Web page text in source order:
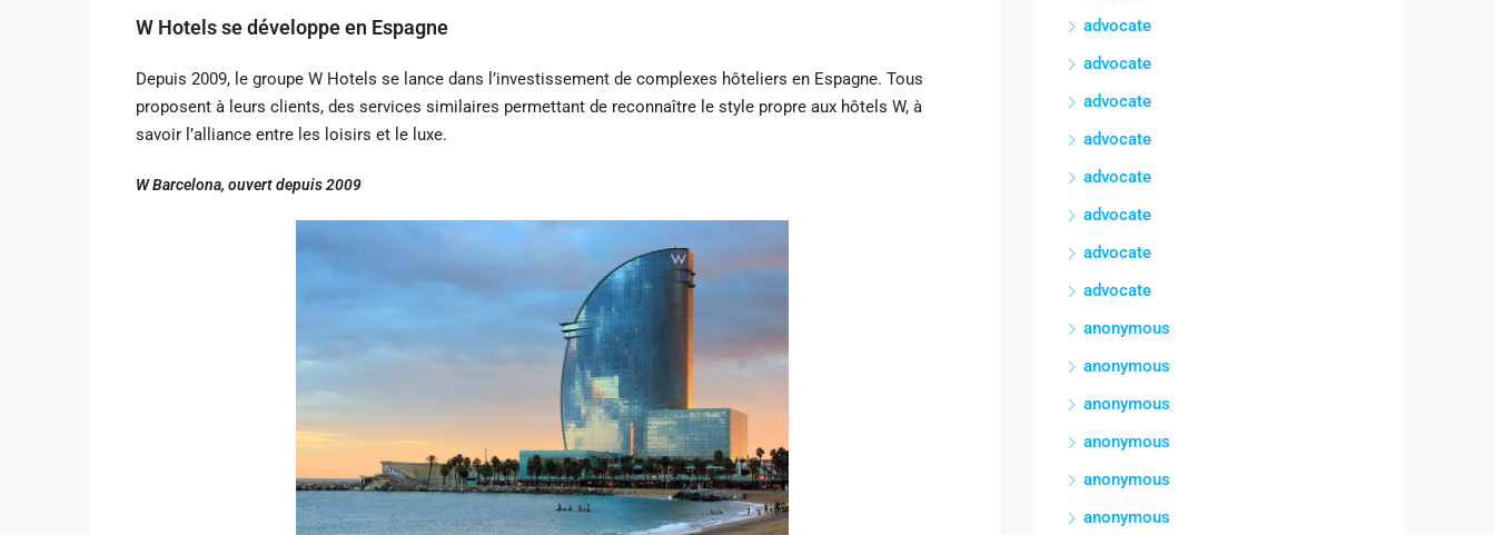
W Hotels se développe en Espagne
Depuis 2009, le groupe W Hotels se lance dans l’investissement de complexes hôteliers en Espagne. Tous
proposent à leurs clients, des services similaires permettant de reconnaître le style propre aux hôtels W, à
savoir l’alliance entre les loisirs et le luxe.
W Barcelona, ouvert depuis 2009
advocate
advocate
advocate
advocate
advocate
advocate
advocate
advocate
anonymous
anonymous
anonymous
anonymous
anonymous
anonymous